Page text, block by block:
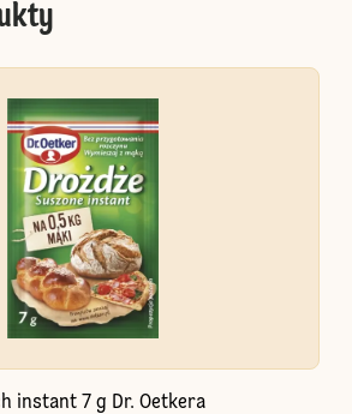
instant 7 g Dr. Oetkera